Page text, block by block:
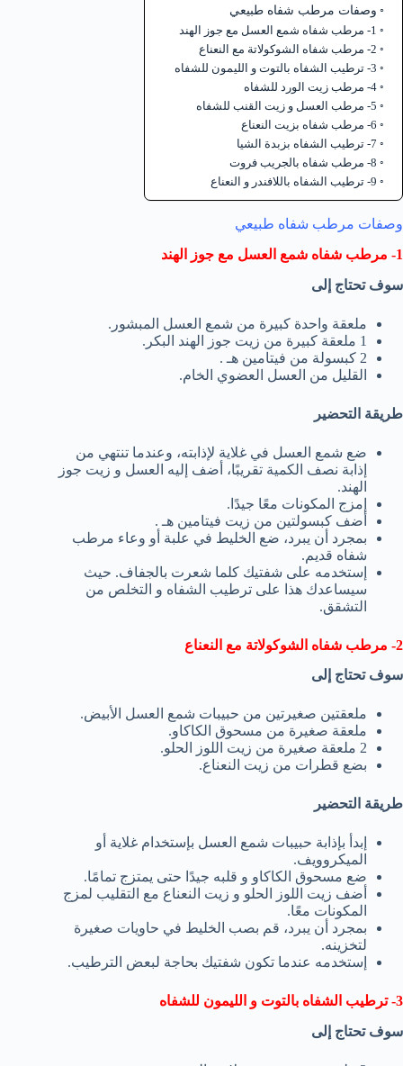
وصفات مرطب شفاه طبيعي
1- مرطب شفاه شمع العسل مع جوز الهند
2- مرطب شفاه الشوكولاتة مع النعناع
3- ترطيب الشفاه بالتوت و الليمون للشفاه
4- مرطب زيت الورد للشفاه
5- مرطب العسل و زيت القنب للشفاه
6- مرطب شفاه بزيت النعناع
7- ترطيب الشفاه بزبدة الشيا
8- مرطب شفاه بالجريب فروت
9- ترطيب الشفاه باللافندر و النعناع
وصفات مرطب شفاه طبيعي
1- مرطب شفاه شمع العسل مع جوز الهند
سوف تحتاج إلى
ملعقة واحدة كبيرة من شمع العسل المبشور.
1 ملعقة كبيرة من زيت جوز الهند البكر.
2 كبسولة من فيتامين هـ .
القليل من العسل العضوي الخام.
طريقة التحضير
ضع شمع العسل في غلاية لإذابته، وعندما تنتهي من
إذابة نصف الكمية تقريبًا، أضف إليه العسل و زيت جوز
الهند.
إمزج المكونات معًا جيدًا.
أضف كبسولتين من زيت فيتامين هـ .
بمجرد أن يبرد، ضع الخليط في علبة أو وعاء مرطب
شفاه قديم.
إستخدمه على شفتيك كلما شعرت بالجفاف. حيث
سيساعدك هذا على ترطيب الشفاه و التخلص من
التشقق.
2- مرطب شفاه الشوكولاتة مع النعناع
سوف تحتاج إلى
ملعقتين صغيرتين من حبيبات شمع العسل الأبيض.
ملعقة صغيرة من مسحوق الكاكاو.
2 ملعقة صغيرة من زيت اللوز الحلو.
بضع قطرات من زيت النعناع.
طريقة التحضير
إبدأ بإذابة حبيبات شمع العسل بإستخدام غلاية أو
الميكروويف.
ضع مسحوق الكاكاو و قلبه جيدًا حتى يمتزج تمامًا.
أضف زيت اللوز الحلو و زيت النعناع مع التقليب لمزج
المكونات معًا.
بمجرد أن يبرد، قم بصب الخليط في حاويات صغيرة
لتخزينه.
إستخدمه عندما تكون شفتيك بحاجة لبعض الترطيب.
3- ترطيب الشفاه بالتوت و الليمون للشفاه
سوف تحتاج إلى